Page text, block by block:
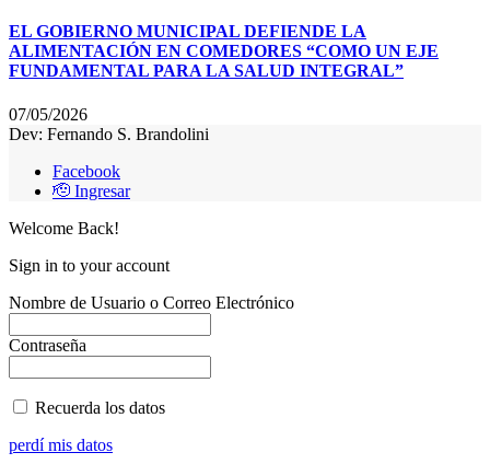
EL GOBIERNO MUNICIPAL DEFIENDE LA
ALIMENTACIÓN EN COMEDORES “COMO UN EJE
FUNDAMENTAL PARA LA SALUD INTEGRAL”
07/05/2026
Dev: Fernando S. Brandolini
Facebook
🫡 Ingresar
Welcome Back!
Sign in to your account
Nombre de Usuario o Correo Electrónico
Contraseña
Recuerda los datos
perdí mis datos